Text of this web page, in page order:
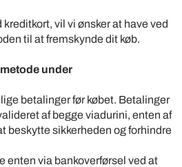
vil vi ønsker at have ved
til at fremskynde dit køb.
under
betalinger før købet. Betalinger
af begge viadurini, enten af
beskytte sikkerheden og forhindre
enten via bankoverførsel ved at